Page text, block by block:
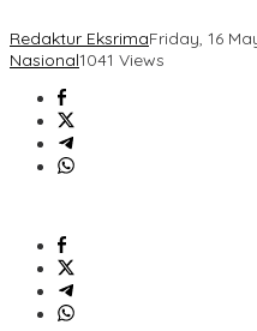
Redaktur EksrimaFriday, 16
Nasional1041 Views